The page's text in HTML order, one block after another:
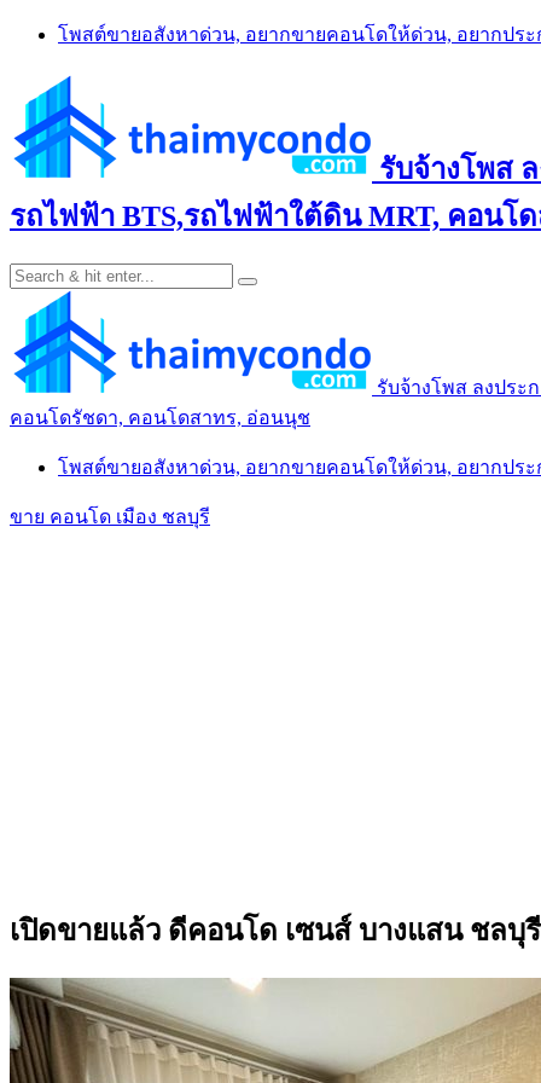
Skip
โพสต์ขายอสังหาด่วน, อยากขายคอนโดให้ด่วน, อยากปร
รับจ้างโพส
รถไฟฟ้า BTS,รถไฟฟ้าใต้ดิน MRT, คอน
รับจ้างโพส ลงประ
คอนโดรัชดา, คอนโดสาทร, อ่อนนุช
โพสต์ขายอสังหาด่วน, อยากขายคอนโดให้ด่วน, อยากปร
ขาย คอนโด เมือง ชลบุรี
เปิดขายแล้ว ดีคอนโด เซนส์ บางแสน ชลบุ